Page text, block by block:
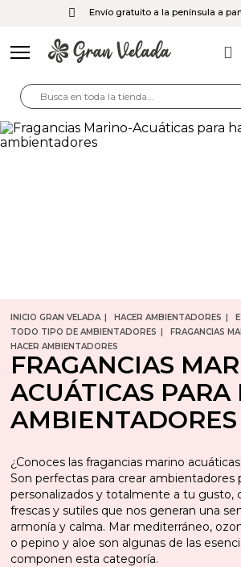
Envío gratuito a la península a
INICIO GRAN VELADA HACER AMBIENTADORES
TODO TIPO DE AMBIENTADORES
FRAGANCIAS
HACER AMBIENTADORES
FRAGANCIAS
ACUÁTICAS PARA
AMBIENTADORES
¿Conoces las fragancias marino
Son perfectas para crear ambientadores
personalizados y totalmente a tu gusto,
frescas y sutiles que nos generan una
armonía y calma. Mar mediterráneo,
o pepino y aloe son algunas de las
componen esta categoría.